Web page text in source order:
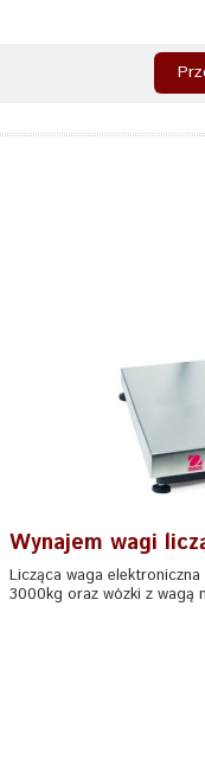
Wynajem wagi
Licząca waga
3000kg oraz wózki z wagą